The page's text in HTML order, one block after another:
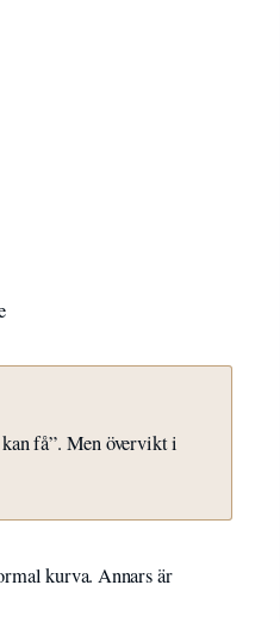
få”. Men övervikt i
kurva. Annars är